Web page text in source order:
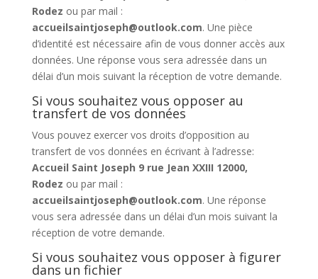
Rodez ou par mail :
accueilsaintjoseph@outlook.com. Une pièce
d’identité est nécessaire afin de vous donner accès aux
données. Une réponse vous sera adressée dans un
délai d’un mois suivant la réception de votre demande.
Si vous souhaitez vous opposer au
transfert de vos données
Vous pouvez exercer vos droits d’opposition au
transfert de vos données en écrivant à l’adresse:
Accueil Saint Joseph 9 rue Jean XXIII 12000,
Rodez ou par mail :
accueilsaintjoseph@outlook.com. Une réponse
vous sera adressée dans un délai d’un mois suivant la
réception de votre demande.
Si vous souhaitez vous opposer à figurer
dans un fichier